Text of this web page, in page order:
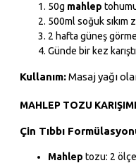
50g mahlep
500ml soğuk sıkım
2 hafta güneş
Günde bir kez
Kullanım:Masaj yağı
MAHLEP TOZU KARIŞIMI
Çin Tıbbı
Mahlep tozu: 2